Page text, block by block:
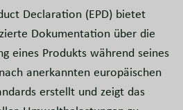
Declaration (EPD) bietet
Dokumentation über die
eines Produkts während seines
anerkannten europäischen
erstellt und zeigt das